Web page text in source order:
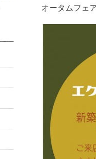
オータムフェ